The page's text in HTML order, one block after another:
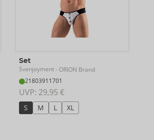
Set
Svenjoyment- ORION Brand
21803911701
UVP: 29,95 €
S M L XL